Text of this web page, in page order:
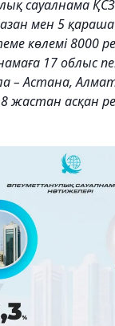
сауалнама
мен 5
көлемі 8000
17 облыс
– Астана,
жастан асқан